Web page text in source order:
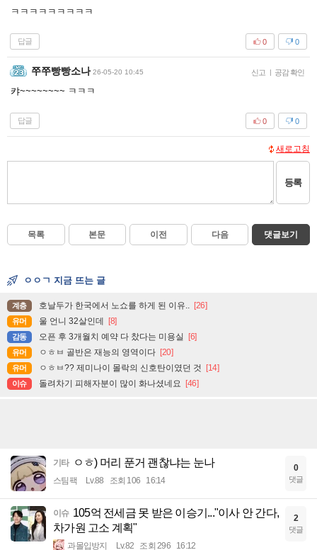
ㅋㅋㅋㅋㅋㅋㅋㅋㅋ
답글 0
0
쭈쭈빵빵소나 26-05-20 10:45 신고 | 공감 확인
캬~~~~~~~~ ㅋㅋㅋ
답글 0
0
새로고침
등록
목록 본문 이전 다음 댓글보기
ㅇㅇㄱ 지금 뜨는 글
계층 호날두가 한국에서 노쇼를 하게 된 이유.. [26]
유머 울 언니 32살인데 [8]
감동 오픈 후 3개월치 예약 다 찼다는 미용실 [6]
유머 ㅇㅎㅂ 골반은 재능의 영역이다 [20]
유머 ㅇㅎㅂ?? 제미나이 몰락의 신호탄이였던 것 [14]
이슈 돌려차기 피해자분이 많이 화나셨네요 [46]
기타 ㅇㅎ) 머리 푼거 괜찮냐는 눈나
스팀팩 Lv.88 조회 106 16:14
0
댓글
이슈 105억 전세금 못 받은 이승기..."이사 안 간다,
차가원 고소 계획"
과몰입방지 Lv.82 조회 296 16:12
2
댓글